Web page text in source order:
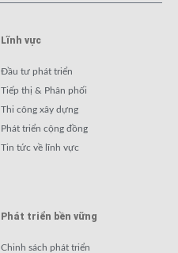
Lĩnh vực
Đầu tư phát triển
Tiếp thị & Phân phối
Thi công xây dựng
Phát triển cộng đồng
Tin tức về lĩnh vực
Phát triển bền vững
Chinh sách phát triển